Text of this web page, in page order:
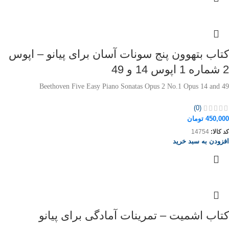
کتاب بتهوون پنج سونات آسان برای پیانو – اپوس
2 شماره 1 اپوس 14 و 49
Beethoven Five Easy Piano Sonatas Opus 2 No.1 Opus 14 and 49
(0)
450,000 تومان
کد کالا: 14754
افزودن به سبد خرید
کتاب اشمیت – تمرینات آمادگی برای پیانو